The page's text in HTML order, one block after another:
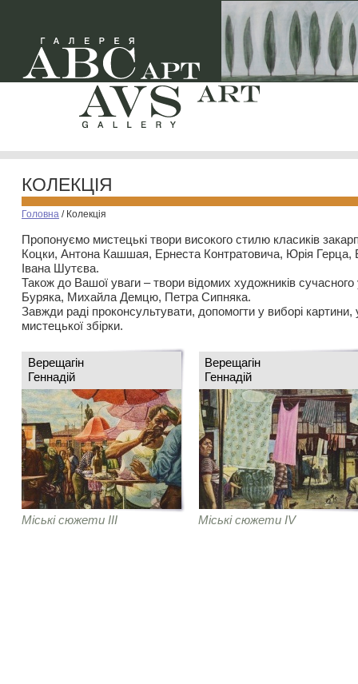
КОЛЕКЦІЯ
Головна / Колекція
Пропонуємо мистецькі твори високого стилю класиків
Коцки, Антона Кашшая, Ернеста Контратовича, Юрія
Івана Шутєва.
Також до Вашої уваги – твори відомих художників
Буряка, Михайла Демцю, Петра Сипняка.
Завжди раді проконсультувати, допомогти у виборі картини,
мистецької збірки.
Верещагін
Геннадій
Міські сюжети IІІ
Верещагін
Геннадій
Міські сюжети IV